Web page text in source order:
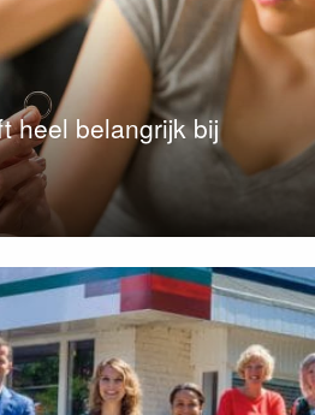
heel belangrijk bij